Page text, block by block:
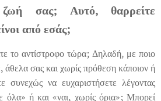
ζωή σας; Αυτό, θαρρείτε
από εσάς;
το αντίστροφο τώρα; Δηλαδή, με ποιο
άθελα σας και χωρίς πρόθεση κάποιον ή
συνεχώς να ευχαριστήσετε λέγοντας
όλα» ή και «ναι, χωρίς όρια»; Μπορεί